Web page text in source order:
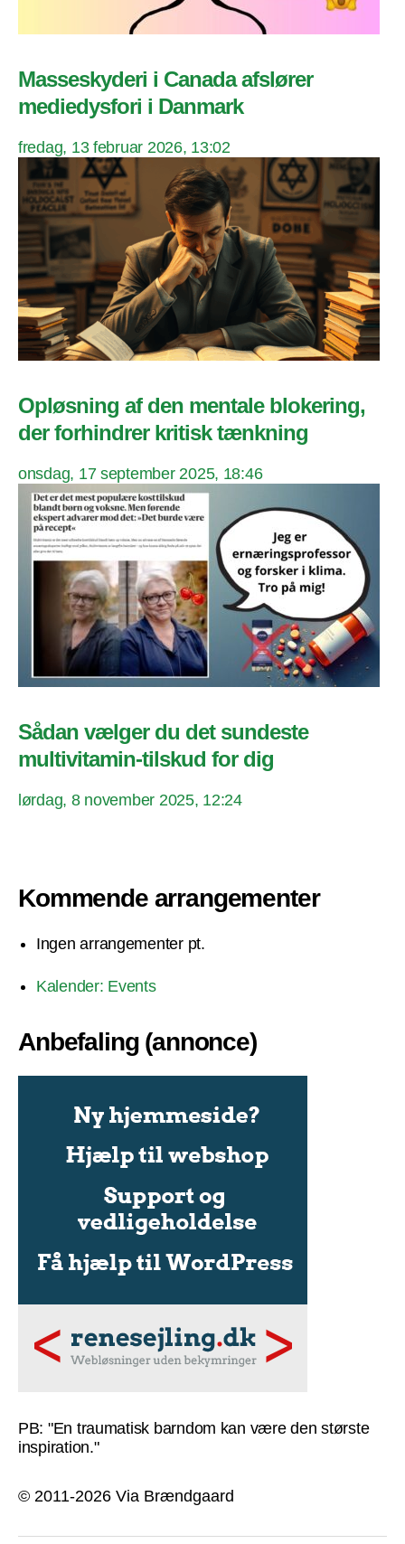
Masseskyderi i Canada afslører
mediedysfori i Danmark
fredag, 13 februar 2026, 13:02
Opløsning af den mentale blokering,
der forhindrer kritisk tænkning
onsdag, 17 september 2025, 18:46
Sådan vælger du det sundeste
multivitamin-tilskud for dig
lørdag, 8 november 2025, 12:24
Kommende arrangementer
Ingen arrangementer pt.
Kalender: Events
Anbefaling (annonce)
PB: "En traumatisk barndom kan være den største
inspiration."
© 2011-2026 Via Brændgaard